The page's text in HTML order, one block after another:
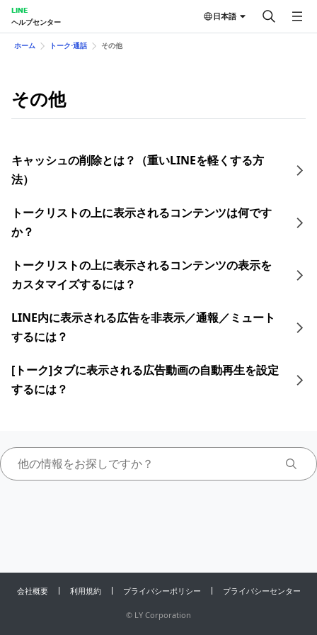
LINE
ヘルプセンター
日本語
ホーム トーク⋅通話 その他
その他
キャッシュの削除とは？（重いLINEを軽くする方
法）
トークリストの上に表示されるコンテンツは何です
か？
トークリストの上に表示されるコンテンツの表示を
カスタマイズするには？
LINE内に表示される広告を非表示／通報／ミュート
するには？
[トーク]タブに表示される広告動画の自動再生を設定
するには？
会社概要 利用規約 プライバシーポリシー プライバシーセンター
© LY Corporation